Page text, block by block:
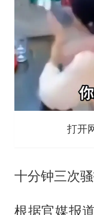
打开
十分钟三次
根据官媒报